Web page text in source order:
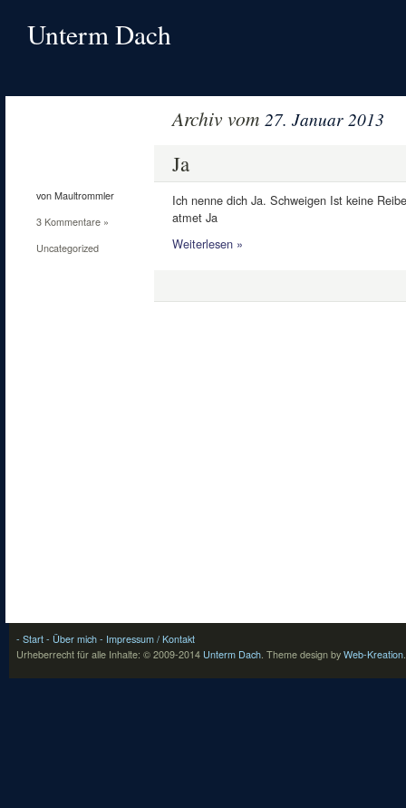
Unterm Dach
Archiv vom 27. Januar 2013
von Maultrommler
3 Kommentare »
Uncategorized
Ja
Ich nenne dich Ja. Schweigen Ist keine
atmet Ja
Weiterlesen »
- Start - Über mich - Impressum / Kontakt
Urheberrecht für alle Inhalte: © 2009-2014 Unterm Dach. Theme design by Web-Kreation.